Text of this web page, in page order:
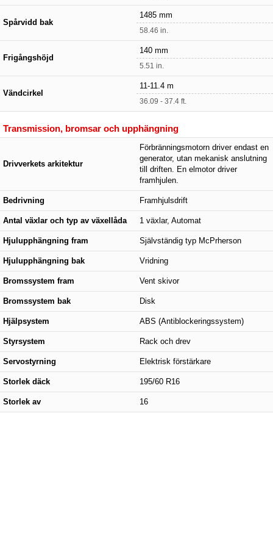
Spårvidd bak
1485 mm
58.46 in.
Frigångshöjd
140 mm
5.51 in.
Vändcirkel
11-11.4 m
36.09 - 37.4 ft.
Transmission, bromsar och upphängning
Drivverkets arkitektur
Förbränningsmotorn driver endast en
generator, utan mekanisk anslutning
till driften. En elmotor driver
framhjulen.
Bedrivning Framhjulsdrift
Antal växlar och typ av växellåda 1 växlar, Automat
Hjulupphängning fram Självständig typ McPrherson
Hjulupphängning bak Vridning
Bromssystem fram Vent skivor
Bromssystem bak Disk
Hjälpsystem ABS (Antiblockeringssystem)
Styrsystem Rack och drev
Servostyrning Elektrisk förstärkare
Storlek däck 195/60 R16
Storlek av 16